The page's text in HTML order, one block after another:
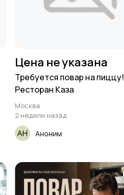
Цена не указана
Требуется повар на пиццу!
Ресторан Каза
Москва
2 недели назад
Аноним